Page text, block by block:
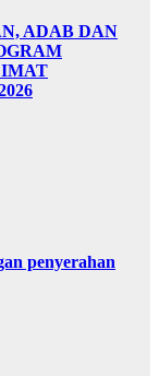
ADAB DAN
penyerahan